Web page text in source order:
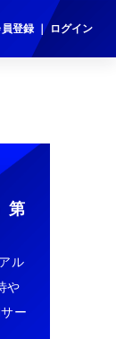
登録 ｜ ログイン
第
ル
や
ー